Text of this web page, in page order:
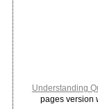
Understanding
pages version